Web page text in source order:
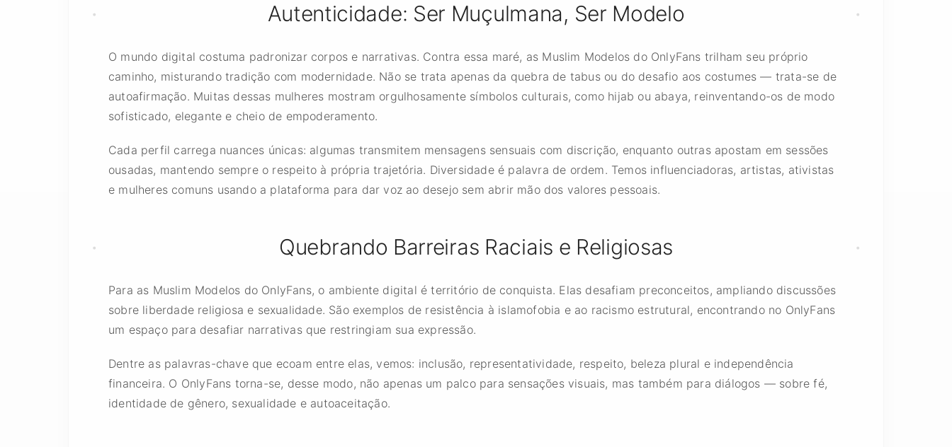
Autenticidade: Ser Muçulmana, Ser Modelo
O mundo digital costuma padronizar corpos e narrativas. Contra essa maré, as Muslim Modelos do OnlyFans trilham seu próprio
caminho, misturando tradição com modernidade. Não se trata apenas da quebra de tabus ou do desafio aos costumes — trata-se de
autoafirmação. Muitas dessas mulheres mostram orgulhosamente símbolos culturais, como hijab ou abaya, reinventando-os de modo
sofisticado, elegante e cheio de empoderamento.
Cada perfil carrega nuances únicas: algumas transmitem mensagens sensuais com discrição, enquanto outras apostam em sessões
ousadas, mantendo sempre o respeito à própria trajetória. Diversidade é palavra de ordem. Temos influenciadoras, artistas, ativistas
e mulheres comuns usando a plataforma para dar voz ao desejo sem abrir mão dos valores pessoais.
Quebrando Barreiras Raciais e Religiosas
Para as Muslim Modelos do OnlyFans, o ambiente digital é território de conquista. Elas desafiam preconceitos, ampliando discussões
sobre liberdade religiosa e sexualidade. São exemplos de resistência à islamofobia e ao racismo estrutural, encontrando no OnlyFans
um espaço para desafiar narrativas que restringiam sua expressão.
Dentre as palavras-chave que ecoam entre elas, vemos: inclusão, representatividade, respeito, beleza plural e independência
financeira. O OnlyFans torna-se, desse modo, não apenas um palco para sensações visuais, mas também para diálogos — sobre fé,
identidade de gênero, sexualidade e autoaceitação.